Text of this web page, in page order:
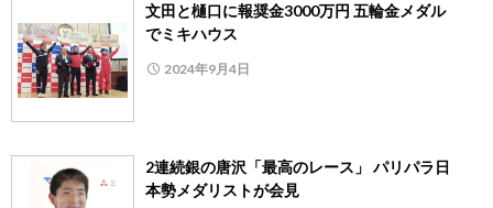
文田と樋口に報奨金3000万円 五輪金メダル
でミキハウス
2024年9月4日
2連続銀の唐沢「最高のレース」 パリパラ日
本勢メダリストが会見